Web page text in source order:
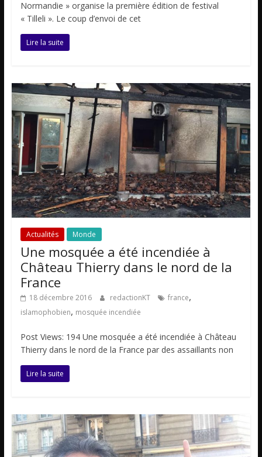
Normandie » organise la première édition de festival
« Tilleli ». Le coup d’envoi de cet
Lire la suite
Actualités Monde
Une mosquée a été incendiée à
Château Thierry dans le nord de la
France
18 décembre 2016 redactionKT france,
islamophobien, mosquée incendiée
Post Views: 194 Une mosquée a été incendiée à Château
Thierry dans le nord de la France par des assaillants non
Lire la suite